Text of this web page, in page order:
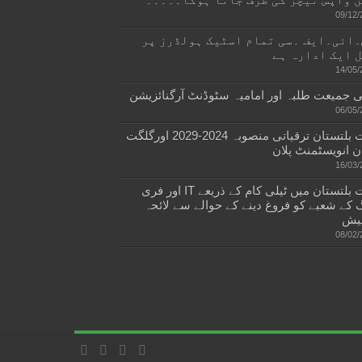
09/12/
۔سی تمام اسٹیک ہولڈرز پر
ایک ادارہ ہے
14/05/
جمیعت طلبہ اور امامیہ سٹوڈنٹ آرگنائزیشن
06/05/
گلگت بلتستان ترقیاتی منصوبہ 2024-2029 اورگلگت
انویسٹمنٹ پلان
16/03/
گلگت بلتستان میں ٹیلی کام کے ذریعے IT اور فری
کے شعبے کو فروغ دینے کے حوالے سے لائحہ
08/02/